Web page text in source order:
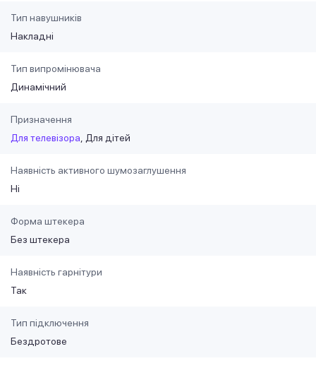
Тип навушників
Накладні
Тип випромінювача
Динамічний
Призначення
Для телевізора
Для дітей
Наявність активного шумозаглушення
Ні
Форма штекера
Без штекера
Наявність гарнітури
Так
Тип підключення
Бездротове